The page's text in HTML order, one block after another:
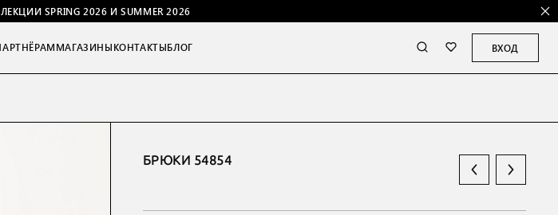
SPRING 2026 И SUMMER 2026
МАГАЗИНЫКОНТАКТЫБЛОГ ВХОД
БРЮКИ 54854